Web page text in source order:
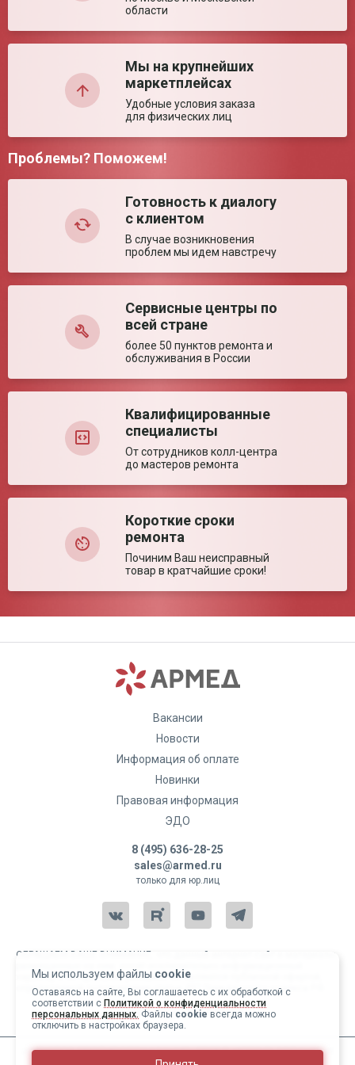
Недостатки:
Оставить отзыв
области
Мы на крупнейших
маркетплейсах
Удобные условия заказа
для физических лиц
Проблемы? Поможем!
Готовность к диалогу
с клиентом
В случае возникновения
проблем мы идем навстречу
Сервисные центры по
всей стране
более 50 пунктов ремонта и
обслуживания в России
Квалифицированные
специалисты
От сотрудников колл-центра
до мастеров ремонта
Короткие сроки
ремонта
Починим Ваш неисправный
товар в кратчайшие сроки!
Мы используем файлы cookie
Оставаясь на сайте, Вы соглашаетесь с их обработкой с
соответствии с Политикой о конфиденциальности
персональных данных. Файлы cookie всегда можно
отключить в настройках браузера.
Вакансии
Новости
Информация об оплате
Новинки
Правовая информация
ЭДО
8 (495) 636-28-25
sales@armed.ru
только для юр.лиц
ОБРАЩАЕМ ВАШЕ ВНИМАНИЕ, что данный интернет-сайт и материалы,
характер и ни при каких условиях не являются публичной офертой,
определяемой положениями статьи 437 Гражданского кодекса РФ.
Copyright 2004-2026 © Армед
ИМЕЮТСЯ ПРОТИВОПОКАЗАНИЯ, ПЕРЕД ИСПОЛЬЗОВАНИЕМ